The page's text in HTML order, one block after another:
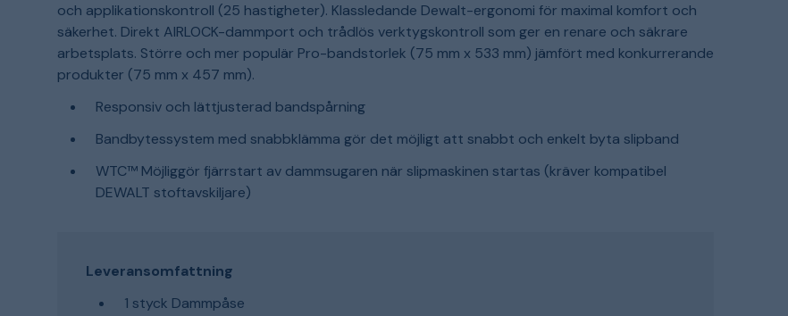
och applikationskontroll (25 hastigheter). Klassledande Dewalt-ergonomi för maximal komfort och
säkerhet. Direkt AIRLOCK-dammport och trådlös verktygskontroll som ger en renare och säkrare
arbetsplats. Större och mer populär Pro-bandstorlek (75 mm x 533 mm) jämfört med konkurrerande
produkter (75 mm x 457 mm).
Responsiv och lättjusterad bandspårning
Bandbytessystem med snabbklämma gör det möjligt att snabbt och enkelt byta slipband
WTC™ Möjliggör fjärrstart av dammsugaren när slipmaskinen startas (kräver kompatibel
DEWALT stoftavskiljare)
Leveransomfattning
1 styck Dammpåse